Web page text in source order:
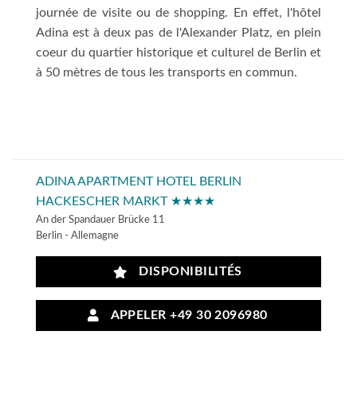
journée de visite ou de shopping. En effet, l'hôtel
Adina est à deux pas de l'Alexander Platz, en plein
coeur du quartier historique et culturel de Berlin et
à 50 mètres de tous les transports en commun.
ADINA APARTMENT HOTEL BERLIN
HACKESCHER MARKT ★★★★
An der Spandauer Brücke 11
Berlin - Allemagne
DISPONIBILITÉS
APPELER +49 30 2096980